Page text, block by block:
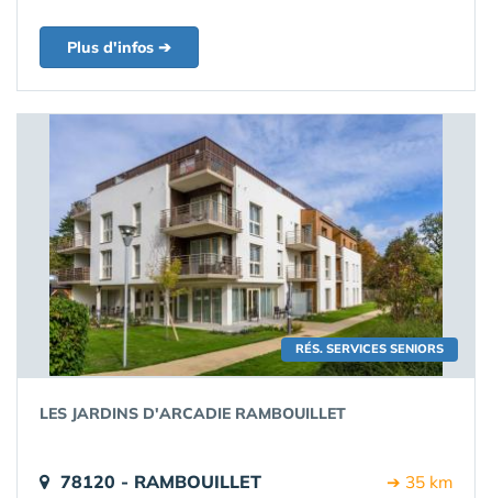
Plus d'infos ➔
RÉS. SERVICES SENIORS
LES JARDINS D'ARCADIE RAMBOUILLET
78120 - RAMBOUILLET ➔ 35 km